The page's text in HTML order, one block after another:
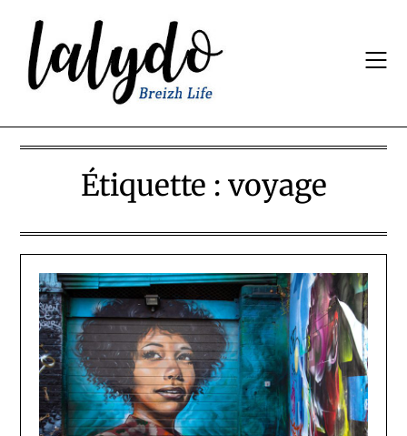
content
Étiquette : voyage